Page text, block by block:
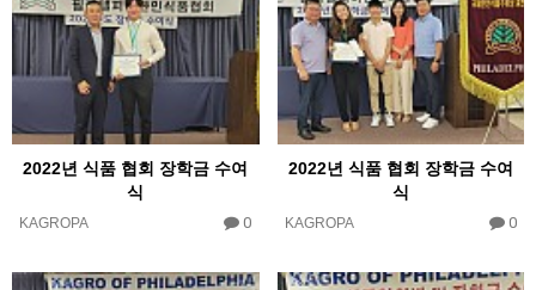
2022년 식품 협회 장학금 수여
식
KAGROPA 0
2022년 식품 협회 장학금 수여
식
KAGROPA 0